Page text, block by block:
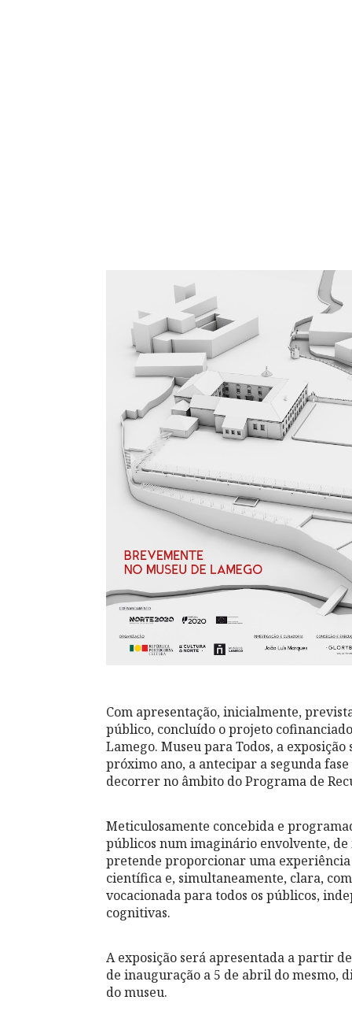
Com apresentação, inicialmente,
público, concluído o projeto
Lamego. Museu para Todos, a
próximo ano, a antecipar a segunda
decorrer no âmbito do Programa de
Meticulosamente concebida e
públicos num imaginário envolvente,
pretende proporcionar uma
científica e, simultaneamente, clara,
vocacionada para todos os públicos,
cognitivas.
A exposição será apresentada a partir
de inauguração a 5 de abril do mesmo,
do museu.